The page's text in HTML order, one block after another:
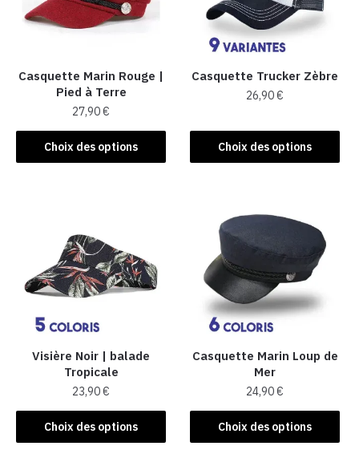
Casquette Marin Rouge |
Pied à Terre
27,90€
Choix des options
Ce
produit
Les
options
peuvent
être
sur
la
page
du
produit
Casquette Trucker Zèbre
26,90€
Choix des options
produit
a
Les
peuvent
être
choisies
sur
page
du
produit
Visière Noir | balade
Tropicale
23,90€
Choix des options
Ce
produit
Casquette Marin Loup de
Mer
24,90€
Choix des options
Ce
produit